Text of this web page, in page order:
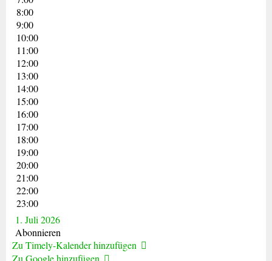
8:00
9:00
10:00
11:00
12:00
13:00
14:00
15:00
16:00
17:00
18:00
19:00
20:00
21:00
22:00
23:00
1. Juli 2026
Abonnieren
Zu Timely-Kalender hinzufügen
Zu Google hinzufügen